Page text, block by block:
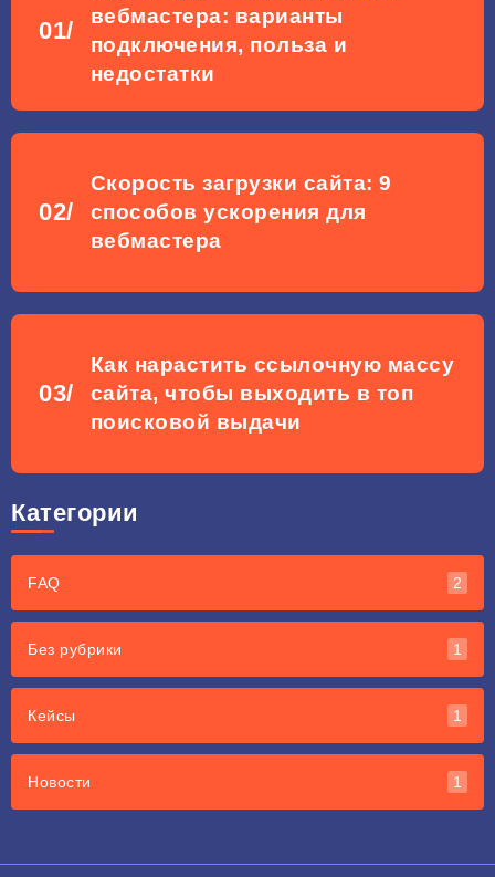
вебмастера: варианты
подключения, польза и
недостатки
Скорость загрузки сайта: 9
способов ускорения для
вебмастера
Как нарастить ссылочную массу
сайта, чтобы выходить в топ
поисковой выдачи
Категории
FAQ 2
Без рубрики 1
Кейсы 1
Новости 1